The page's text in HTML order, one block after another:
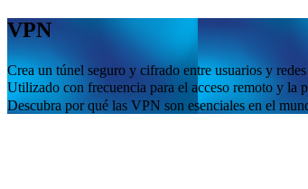
VPN
Crea un túnel seguro y cifrado entre usuarios y redes
Utilizado con frecuencia para el acceso remoto y la
Descubra por qué las VPN son esenciales en el